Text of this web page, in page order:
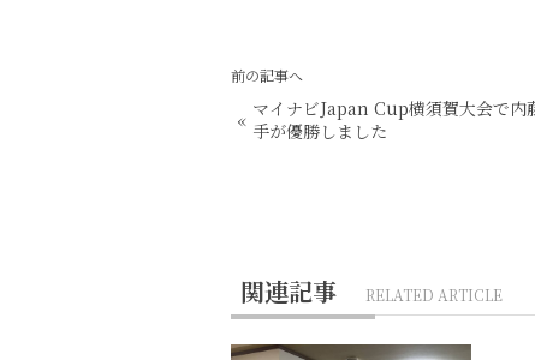
前の記事へ
« マイナビJapan Cup横須賀大会で内
手が優勝しました
関連記事 RELATED ARTICLE